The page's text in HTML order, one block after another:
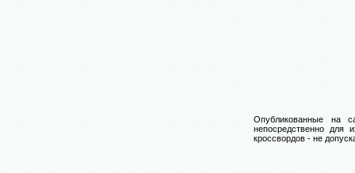
Опубликованные на
непосредственно для
кроссвордов - не